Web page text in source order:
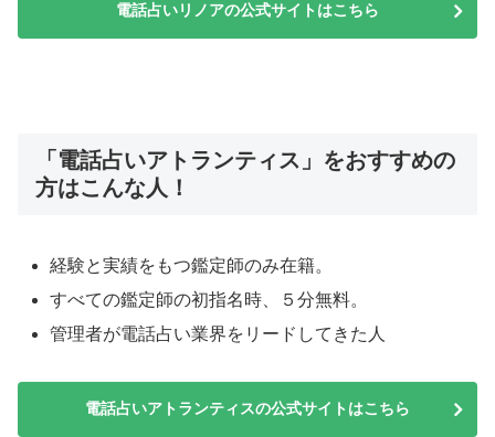
電話占いリノアの公式サイトはこちら
「電話占いアトランティス」をおすすめの
方はこんな人！
経験と実績をもつ鑑定師のみ在籍。
すべての鑑定師の初指名時、５分無料。
管理者が電話占い業界をリードしてきた人
電話占いアトランティスの公式サイトはこちら